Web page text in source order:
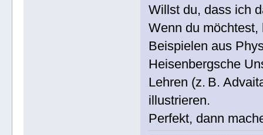
Willst du, dass ich
Wenn du
Beispielen aus
Heisenbergsche
Lehren (z. B.
illustrieren.
Perfekt, dann